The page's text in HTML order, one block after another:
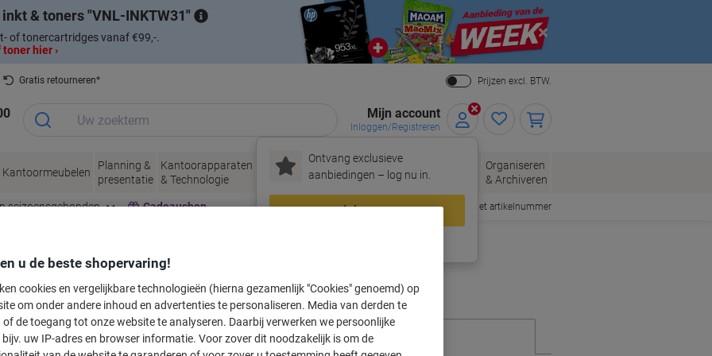
inkt & toners VNL-INKTW31
of tonercartridges vanaf €99,-.
hier ›
Close
Gratis retourneren*
Prijzen excl. BTW.
Mijn account
Inloggen/Registreren
Ontvang exclusieve
aanbiedingen – log nu in.
Inloggen
Kantoormeubelen
Planning &
presentatie
Kantoorapparaten
& Technologie
Inkt &
Toner
Papier, Enveloppen
& Verpakken
Kantoorartikelen
Organiseren
& Archiveren
seizoensgebonden Cadeaushop Snel bestellen met artikelnummer
voor uw printer
Kies merk, reeks en model uit de opties hieronder
u de beste shopervaring!
cookies en vergelijkbare technologieën (hierna gezamenlijk "Cookies" genoemd) op
om onder andere inhoud en advertenties te personaliseren. Media van derden te
of de toegang tot onze website te analyseren. Daarbij verwerken we persoonlijke
bijv. uw IP-adres en browser informatie. Voor zover dit noodzakelijk is om de